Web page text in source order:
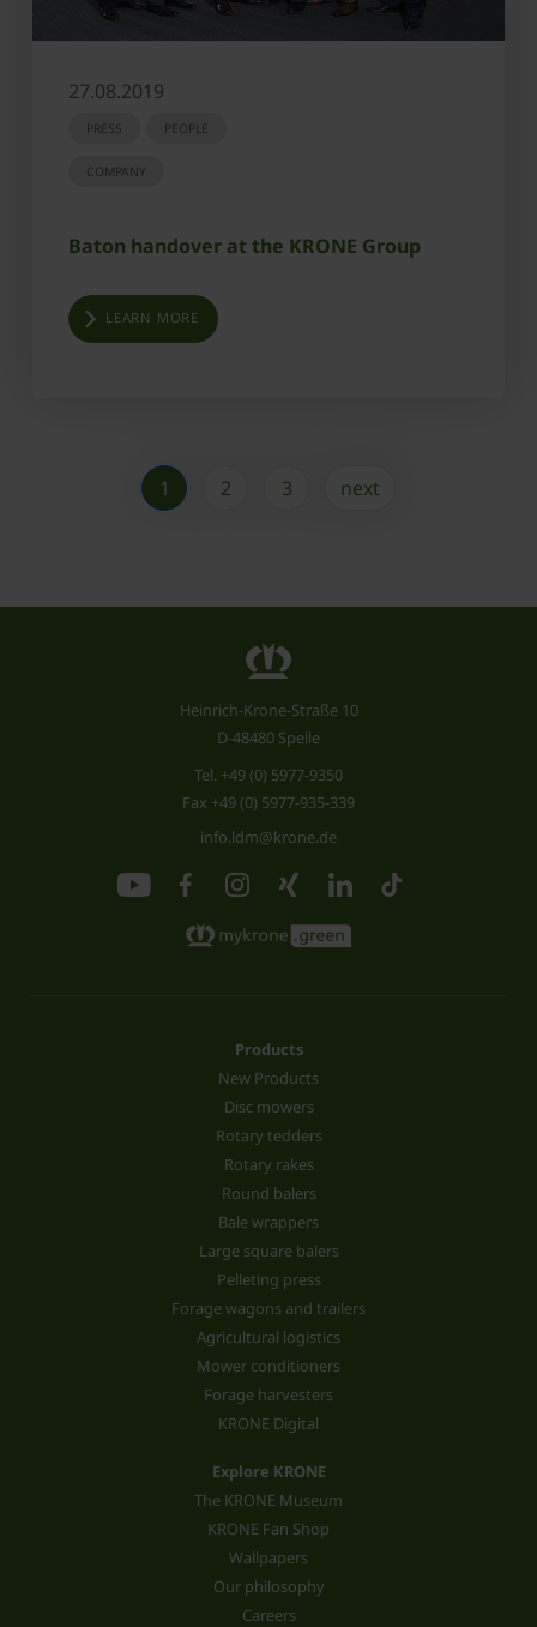
27.08.2019
PRESS PEOPLE
COMPANY
Baton handover at the KRONE Group
LEARN MORE
1 2 3 next
Heinrich-Krone-Straße 10
D-48480 Spelle
Tel. +49 (0) 5977-9350
Fax +49 (0) 5977-935-339
info.ldm@krone.de
Products
New Products
Disc mowers
Rotary tedders
Rotary rakes
Round balers
Bale wrappers
Large square balers
Pelleting press
Forage wagons and trailers
Agricultural logistics
Mower conditioners
Forage harvesters
KRONE Digital
Explore KRONE
The KRONE Museum
KRONE Fan Shop
Wallpapers
Our philosophy
Careers